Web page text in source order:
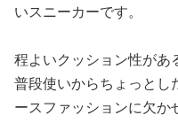
いスニーカーです。
程よいクッション性があ
普段使いからちょっとし
ースファッションに欠か